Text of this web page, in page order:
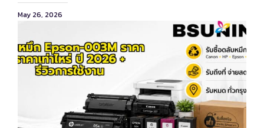
May 26, 2026